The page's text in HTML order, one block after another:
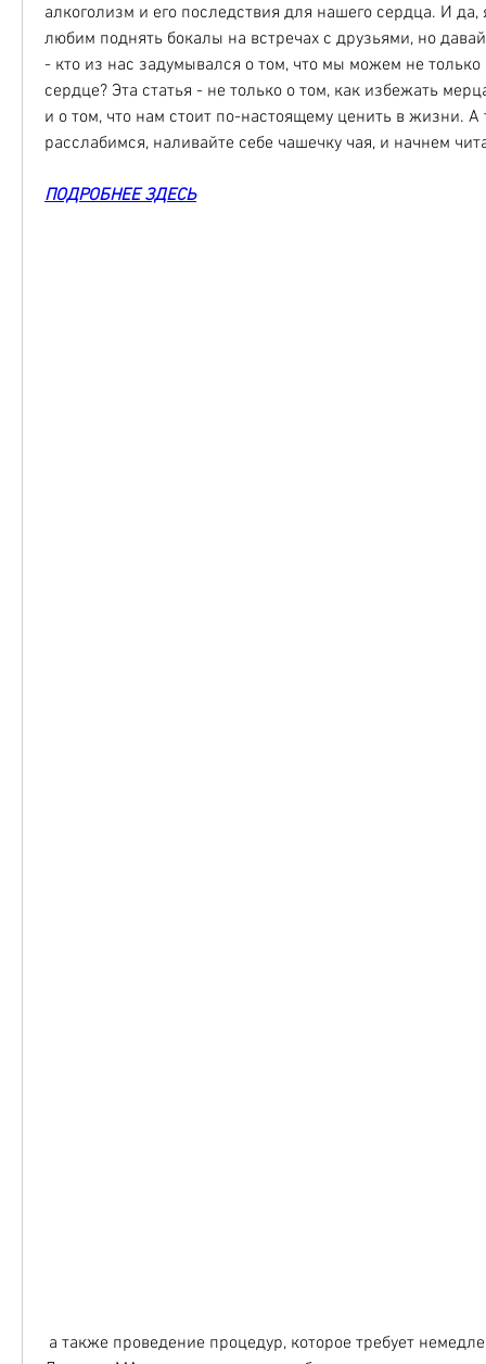
алкоголизм и его последствия для нашего сердца. И
любим поднять бокалы на встречах с друзьями, но
- кто из нас задумывался о том, что мы можем не только
сердце? Эта статья - не только о том, как избежать
и о том, что нам стоит по-настоящему ценить в жизни. А
расслабимся, наливайте себе чашечку чая, и начнем
ПОДРОБНЕЕ ЗДЕСЬ